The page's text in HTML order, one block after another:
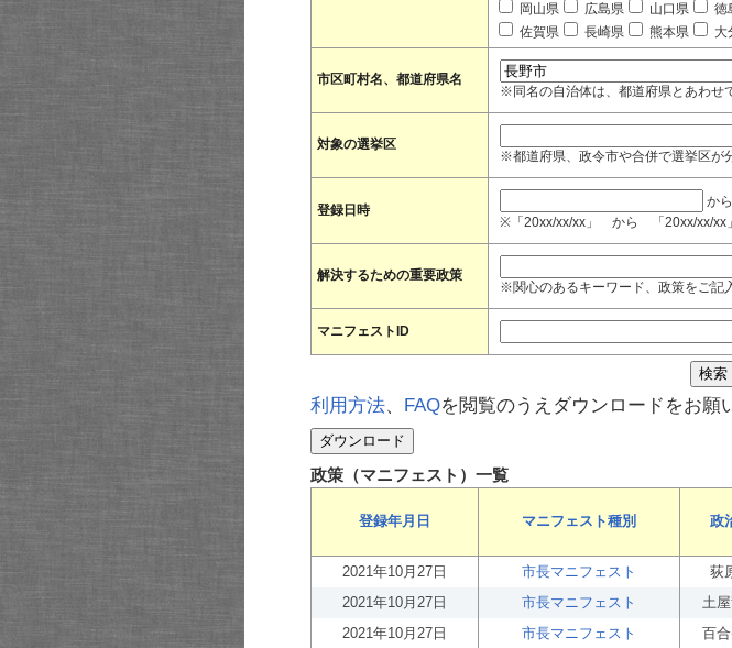
岡山県
広島県 山口県 徳
佐賀県
長崎県 熊本県 大
市区町村名、都道府県名
※同名の自治体は、都道府県とあわせ
対象の選挙区
※都道府県、政令市や合併で選挙区が
登録日時
から
※「20xx/xx/xx」 から 「20xx/xx/xx
解決するための重要政策
※関心のあるキーワード、政策をご記
マニフェストID
利用方法、 FAQを閲覧のうえダウンロードをお願
政策（マニフェスト）一覧
登録年月日 マニフェスト種別 政
2021年10月27日 市長マニフェスト 荻
2021年10月27日
市長マニフェスト 土
2021年10月27日
市長マニフェスト 百